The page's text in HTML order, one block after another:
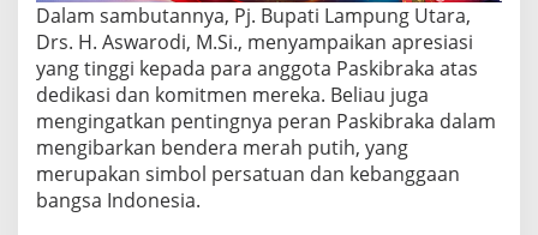
Dalam sambutannya, Pj. Bupati Lampung Utara,
Drs. H. Aswarodi, M.Si., menyampaikan apresiasi
yang tinggi kepada para anggota Paskibraka atas
dedikasi dan komitmen mereka. Beliau juga
mengingatkan pentingnya peran Paskibraka dalam
mengibarkan bendera merah putih, yang
merupakan simbol persatuan dan kebanggaan
bangsa Indonesia.